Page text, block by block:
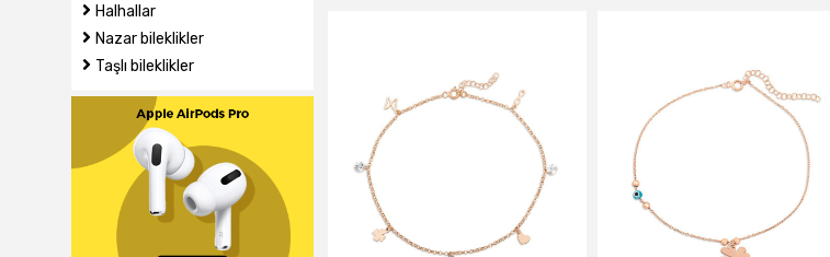
Halhallar
Nazar bileklikler
Taşlı bileklikler